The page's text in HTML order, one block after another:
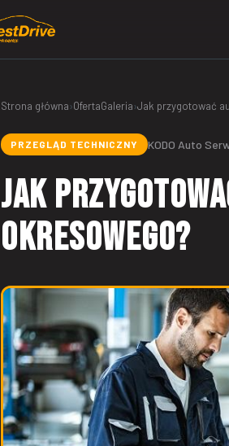
Strona główna›OfertaGaleria›Jak przygotować
PRZEGLĄD TECHNICZNY KODO Auto
Jak
okresowego?